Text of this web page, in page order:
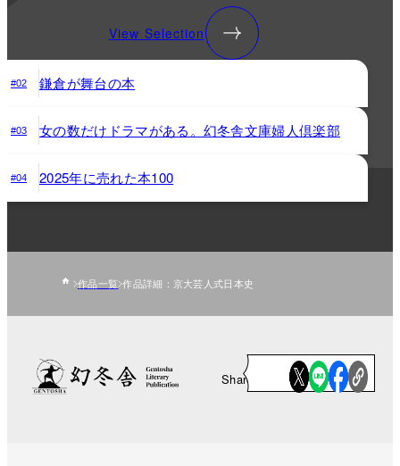
View Selection
#02 鎌倉が舞台の本
#03 女の数だけドラマがある。幻冬舎文庫婦人倶楽部
#04 2025年に売れた本100
作品一覧 作品詳細：京大芸人式日本史
Share